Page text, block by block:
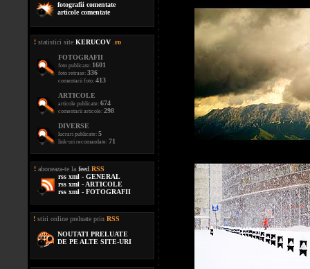
fotografii comentate
articole comentate
! statistici site KERUCOV ro
FOTOGRAFII
foto publicate: 1601
foto retrase: 336
comentarii foto: 413
ARTICOLE
articole publicate: 674
comentarii articole: 298
DIVERSE
lucrari publicate: 5
link-uri recomandate: 71
! aboneaza-te la feed RSS
rss xml - GENERAL
rss xml - ARTICOLE
rss xml - FOTOGRAFII
! stiri online preluate prin RSS
NOUTATI PRELUATE
DE PE ALTE SITE-URI